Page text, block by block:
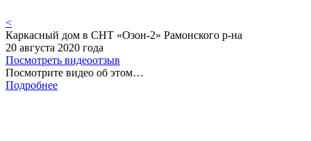
<
Каркасный дом в СНТ «Озон-2» Рамонского р-на
20 августа 2020 года
Посмотреть видеоотзыв
Посмотрите видео об этом…
Подробнее